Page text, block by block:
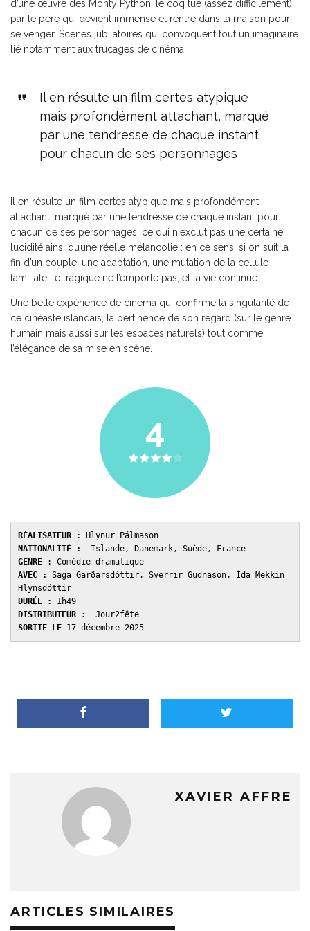
d’une œuvre des Monty Python, le coq tué (assez difficilement)
par le père qui devient immense et rentre dans la maison pour
se venger. Scènes jubilatoires qui convoquent tout un imaginaire
lié notamment aux trucages de cinéma.
Il en résulte un film certes atypique
mais profondément attachant, marqué
par une tendresse de chaque instant
pour chacun de ses personnages
Il en résulte un film certes atypique mais profondément
attachant, marqué par une tendresse de chaque instant pour
chacun de ses personnages, ce qui n‘exclut pas une certaine
lucidité ainsi qu’une réelle mélancolie : en ce sens, si on suit la
fin d’un couple, une adaptation, une mutation de la cellule
familiale, le tragique ne l’emporte pas, et la vie continue.
Une belle expérience de cinéma qui confirme la singularité de
ce cinéaste islandais, la pertinence de son regard (sur le genre
humain mais aussi sur les espaces naturels) tout comme
l’élégance de sa mise en scène.
4
RÉALISATEUR :
NATIONALITÉ :
GENRE
AVEC : Saga Garðarsdóttir, Sverrir Gudnason, Ída Mekkín
DURÉE :
DISTRIBUTEUR :
SORTIE LE 17 décembre 2025
XAVIER AFFRE
ARTICLES SIMILAIRES